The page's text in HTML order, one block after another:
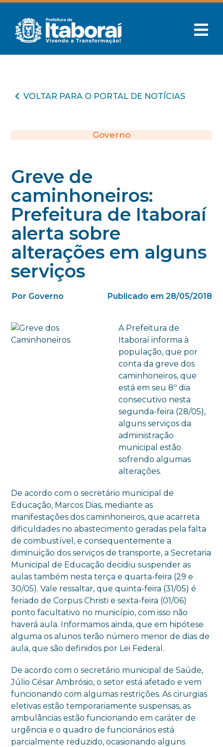
VOLTAR PARA O PORTAL DE NOTÍCIAS
Governo
Greve de
caminhoneiros:
Prefeitura de Itaboraí
alerta sobre
alterações em alguns
serviços
Por Governo Publicado em 28/05/2018
A Prefeitura de
Itaboraí informa à
população, que por
conta da greve dos
caminhoneiros, que
está em seu 8º dia
consecutivo nesta
segunda-feira (28/05),
alguns serviços da
administração
municipal estão
sofrendo algumas
alterações.
De acordo com o secretário municipal de
Educação, Marcos Dias, mediante as
manifestações dos caminhoneiros, que acarreta
dificuldades no abastecimento geradas pela falta
de combustível, e consequentemente a
diminuição dos serviços de transporte, a Secretaria
Municipal de Educação decidiu suspender as
aulas também nesta terça e quarta-feira (29 e
30/05). Vale ressaltar, que quinta-feira (31/05) é
feriado de Corpus Christi e sexta-feira (01/06)
ponto facultativo no município, com isso não
haverá aula. Informamos ainda, que em hipótese
alguma os alunos terão número menor de dias de
aula, que são definidos por Lei Federal.
De acordo com o secretário municipal de Saúde,
Júlio César Ambrósio, o setor está afetado e vem
funcionando com algumas restrições. As cirurgias
eletivas estão temporariamente suspensas, as
ambulâncias estão funcionando em caráter de
urgência e o quadro de funcionários está
parcialmente reduzido, ocasionando alguns